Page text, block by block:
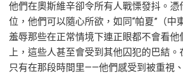
他們在奧斯維辛卻令所有人戰慄發抖。憑
位，他們可以隨心所欲，如同“帕夏”（中
羞辱那些在正常情境下連正眼都不會看他
上，這些人甚至會受到其他囚犯的巴結
只有在那段時間里——他們感受到被重視